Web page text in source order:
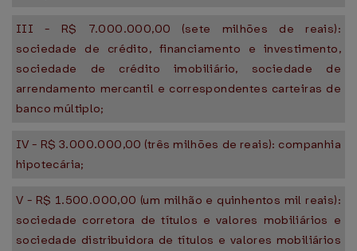
III - R$ 7.000.000,00 (sete milhões de reais):
sociedade de crédito, financiamento e investimento,
sociedade de crédito imobiliário, sociedade de
arrendamento mercantil e correspondentes carteiras de
banco múltiplo;
IV - R$ 3.000.000,00 (três milhões de reais): companhia
hipotecária;
V - R$ 1.500.000,00 (um milhão e quinhentos mil reais):
sociedade corretora de títulos e valores mobiliários e
sociedade distribuidora de títulos e valores mobiliários